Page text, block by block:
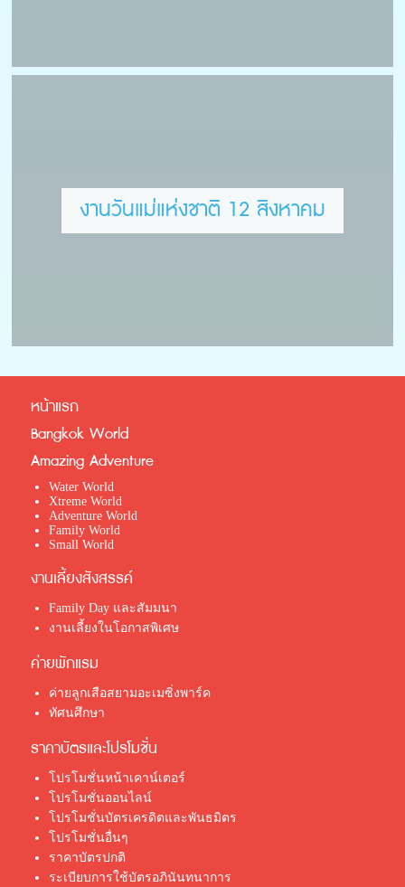
งานวันแม่แห่งชาติ 12 สิงหาคม
หน้าแรก
Bangkok World
Amazing Adventure
Water World
Xtreme World
Adventure World
Family World
Small World
งานเลี้ยงสังสรรค์
Family Day และสัมมนา
งานเลี้ยงในโอกาสพิเศษ
ค่ายพักแรม
ค่ายลูกเสือสยามอะเมซิ่งพาร์ค
ทัศนศึกษา
ราคาบัตรและโปรโมชั่น
โปรโมชั่นหน้าเคาน์เตอร์
โปรโมชั่นออนไลน์
โปรโมชั่นบัตรเครดิตและพันธมิตร
โปรโมชั่นอื่นๆ
ราคาบัตรปกติ
ระเบียบการใช้บัตรอภินันทนาการ